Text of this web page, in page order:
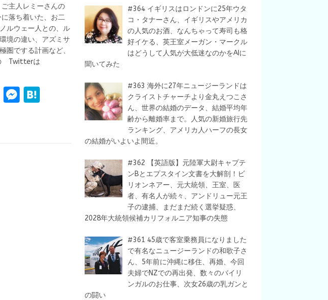
主人レミーさんの
落ち着いた、お二
ルウェー人との、ル
境の違い、アズミサ
圏でする計画など、
の Twitterは
M M
#364 イギリスはロンドンに25年ウタ
コ・タナーさん、イギリスやアメリカ
の人気のお酒、なんちゃって寿司も格
好イケる、英王室メーガン・マークル
はどうして人気が大低迷なのかをAIに
聞いてみた
#363 海外に27年ニュージーランドは
クライストチャーチより金丸えつこさ
ん、世界の結婚のデータ、結婚平均年
齢から離婚率まで。人気の新婚旅行先
ランキング、アメリカ人ハーフの長女
の結婚がいよいよ間近。
#362 【英語版】元陸軍大尉キャプテ
ンBとエプスタイン文書を大解剖！ビ
リオンネアー、元大統領、王室、医
者、有名人が続々、アンドリュー元王
子の逮捕、まだまだ続く選挙疑惑、
2028年大統領候補カリフォルニア知事の失態
#361 45歳で客室乗務員になりました
で有名なニュージーランドの和歌子さ
ん、5年前に沖縄に移住、再婚、今回
夫婦でNZでの再出発、数々のバイリ
ンガルのお仕事、次女26歳の乳ガンと
の闘い